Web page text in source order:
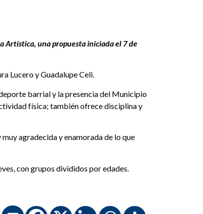
Artística, una propuesta iniciada el 7 de
Lucero y Guadalupe Celi.
barrial y la presencia del Municipio
física; también ofrece disciplina y
agradecida y enamorada de lo que
con grupos divididos por edades.